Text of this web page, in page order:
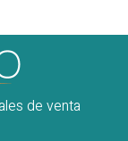
de venta